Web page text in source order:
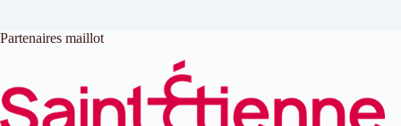
Partenaires maillot